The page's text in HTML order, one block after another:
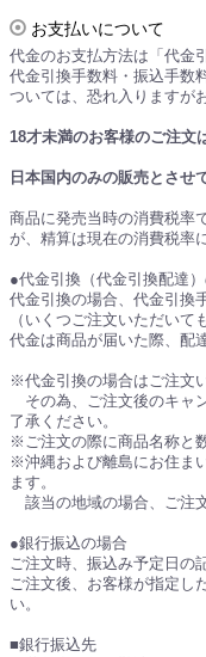
お支払いについて
代金のお支払方法は「代金
代金引換手数料・振込手数
ついては、恐れ入りますが
18才未満のお客様のご注文
日本国内のみの販売とさせ
商品に発売当時の消費税率
が、精算は現在の消費税率
●代金引換（代金引換配達
代金引換の場合、代金引換
（いくつご注文いただいて
代金は商品が届いた際、配
※代金引換の場合はご注文
その為、ご注文後のキャ
了承ください。
※ご注文の際に商品名称と
※沖縄および離島にお住ま
ます。
該当の地域の場合、ご注
●銀行振込の場合
ご注文時、振込み予定日の
ご注文後、お客様が指定し
い。
■銀行振込先